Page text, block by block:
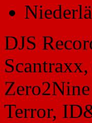
DJS
Terror,